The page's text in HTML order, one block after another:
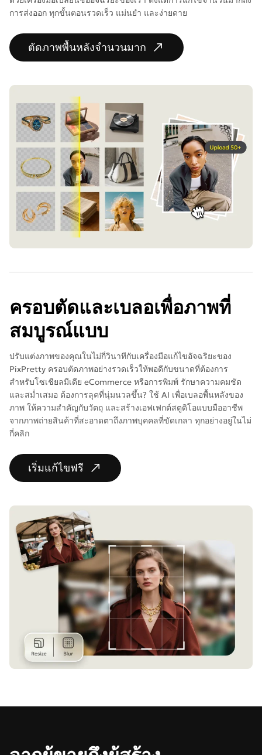
การส่งออก ทุกขั้นตอนรวดเร็ว แม่นยำ และง่ายดาย
ตัดภาพพื้นหลังจำนวนมาก
ครอบตัดและเบลอเพื่อภาพที่
สมบูรณ์แบบ
ปรับแต่งภาพของคุณในไม่กี่วินาทีกับเครื่องมือแก้ไขอัจฉริยะของ
PixPretty ครอบตัดภาพอย่างรวดเร็วให้พอดีกับขนาดที่ต้องการ
สำหรับโซเชียลมีเดีย eCommerce หรือการพิมพ์ รักษาความคมชัด
และสม่ำเสมอ ต้องการลุคที่นุ่มนวลขึ้น? ใช้ AI เพื่อเบลอพื้นหลังของ
ภาพ ให้ความสำคัญกับวัตถุ และสร้างเอฟเฟกต์สตูดิโอแบบมืออาชีพ
จากภาพถ่ายสินค้าที่สะอาดตาถึงภาพบุคคลที่ขัดเกลา ทุกอย่างอยู่ในไม่
กี่คลิก
เริ่มแก้ไขฟรี